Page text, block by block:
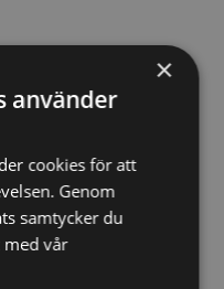
hjälp?
via knappen nedan.
×
använder
cookies för att
Genom
samtycker du
med vår